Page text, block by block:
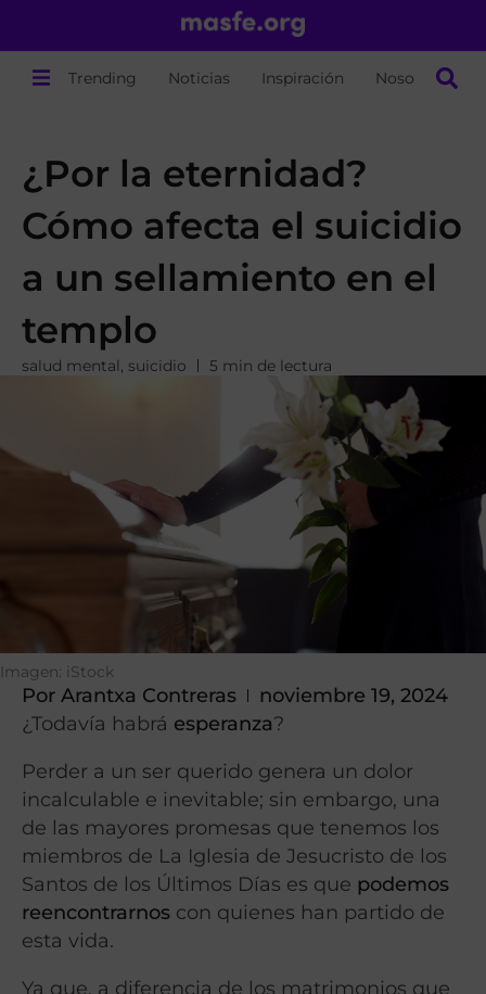
Trending Noticias Inspiración Nosotros
¿Por la eternidad?
Cómo afecta el suicidio
a un sellamiento en el
templo
salud mental, suicidio 5 min de lectura
Imagen: iStock
Por Arantxa Contreras
noviembre 19, 2024
¿Todavía habrá esperanza?
Perder a un ser querido genera un dolor
incalculable e inevitable; sin embargo, una
de las mayores promesas que tenemos los
miembros de La Iglesia de Jesucristo de los
Santos de los Últimos Días es que podemos
reencontrarnos con quienes han partido de
esta vida.
Ya que, a diferencia de los matrimonios que